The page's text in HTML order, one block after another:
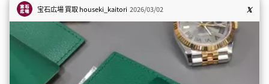
宝石広場 買取houseki_kaitori 2026/03/02